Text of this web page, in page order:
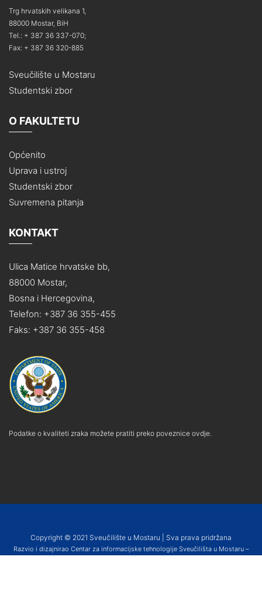
Trg hrvatskih velikana 1,
88000 Mostar, BiH
Tel.: + 387 36 337-070;
Fax: + 387 36 320-885
Sveučilište u Mostaru
Studentski zbor
O FAKULTETU
Općenito
Uprava i ustroj
Studentski zbor
Suvremena pitanja
KONTAKT
Ulica Matice hrvatske bb,
88000 Mostar,
Bosna i Hercegovina,
Telefon: +387 36 355-455
Faks: +387 36 355-458
Podatke o kvaliteti zraka možete pratiti preko poveznice ovdje.
Copyright © 2021 Sveučilište u Mostaru | Sva prava pridržana
Razvio i dizajnirao Centar za informacijske tehnologije Sveučilišta u Mostaru –